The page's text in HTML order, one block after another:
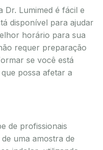
Dr. Lumimed é fácil e
disponível para ajudar
horário para sua
requer preparação
se você está
possa afetar a
de profissionais
uma amostra de